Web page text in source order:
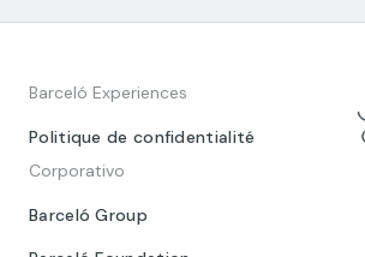
Barceló Experiences
Politique de confidentialité
Corporativo
Barceló Group